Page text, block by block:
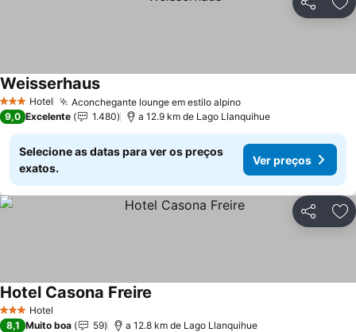
Partilhar
3 EstrelasHotel Aconchegante lounge em estilo alpino
Weisserhaus
9,0 Excelente 1.480 a 12.9 km de Lago Llanquihue
Selecione as datas para ver os preços
exatos.
Ver preços
Partilhar
3 EstrelasHotel
Hotel Casona Freire
8,1 Muito boa 59 a 12.8 km de Lago Llanquihue